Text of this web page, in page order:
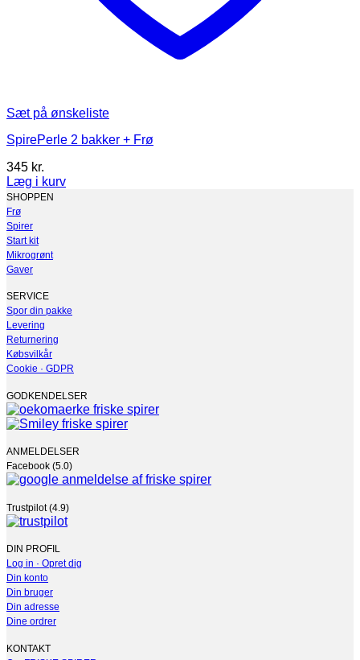
Sæt på ønskeliste
SpirePerle 2 bakker + Frø
345 kr.
Læg i kurv
Dette
vare
har
flere
varianter.
Mulighederne
kan
vælges
på
varesiden
SHOPPEN
Frø
Spirer
Start kit
Mikrogrønt
Gaver
SERVICE
Spor din pakke
Levering
Returnering
Købsvilkår
Cookie · GDPR
GODKENDELSER
ANMELDELSER
Facebook (5.0)
Trustpilot (4.9)
DIN PROFIL
Log in · Opret dig
Din konto
Din bruger
Din adresse
Dine ordrer
KONTAKT